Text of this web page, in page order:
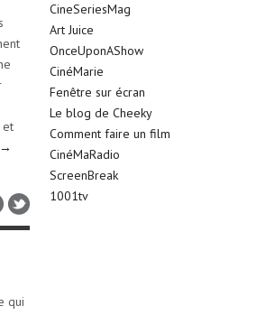
et
qui
CineSeriesMag
Art Juice
OnceUponAShow
CinéMarie
Fenêtre sur écran
Le blog de Cheeky
Comment faire un film
CinéMaRadio
ScreenBreak
1001tv